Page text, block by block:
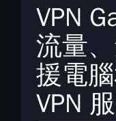
VPN
流量
援電
VPN